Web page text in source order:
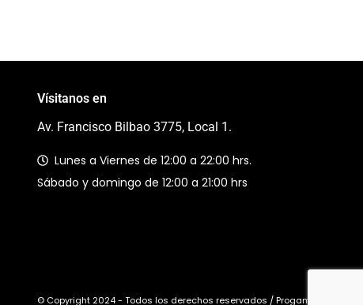
Vísitanos en
Av. Francisco Bilbao 3775, Local 1.
Lunes a Viernes de 12:00 a 22:00 hrs.
Sábado y domingo de 12:00 a 21:00 hrs
© Copyright 2024 - Todos los derechos reservados / Progaming Ltda.